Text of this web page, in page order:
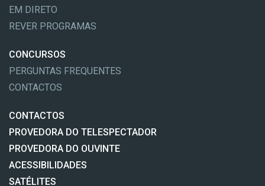
EM DIRETO
REVER PROGRAMAS
CONCURSOS
PERGUNTAS FREQUENTES
CONTACTOS
CONTACTOS
PROVEDORA DO TELESPECTADOR
PROVEDORA DO OUVINTE
ACESSIBILIDADES
SATÉLITES